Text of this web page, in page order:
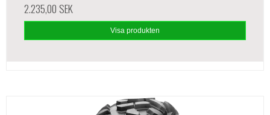
2.235,00 SEK
Visa produkten